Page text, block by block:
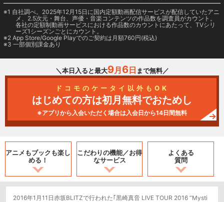
1 自社調べ。2025年12月15日に国内定額動画配信サービスが配信していたアニ
メ、2.5次元・舞台、声優・音楽コンテンツの作品数を調査員がカウント。
各社の定額制動画サービスにおける作品数のカウントにあたって、TVシリ
ーズ1シーズンごとにカウント。
2 App Store/Google Playでのご契約は月額760円(税込)
3 一部個別課金あり
＼本日入ると最大9月 6日 まで無料／
ドコモのケータイ以外もOK
はじめての方は初月無料でおためし
※アプリから入会いただく場合は入会日から14日間無料
アニメもブックも楽し
める！
こだわりの機能／お得
なサービス
よくある
質問
2016年1月11日赤坂BLITZで行われた｢黒崎真音 LIVE TOUR 2016 “Mysti